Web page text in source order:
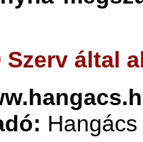
Szerv által